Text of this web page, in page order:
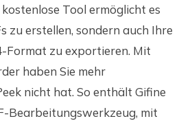
Tool ermöglicht es
zu erstellen, sondern auch Ihre
Format zu exportieren. Mit
haben Sie mehr
nicht hat. So enthält Gifine
Bearbeitungswerkzeug, mit